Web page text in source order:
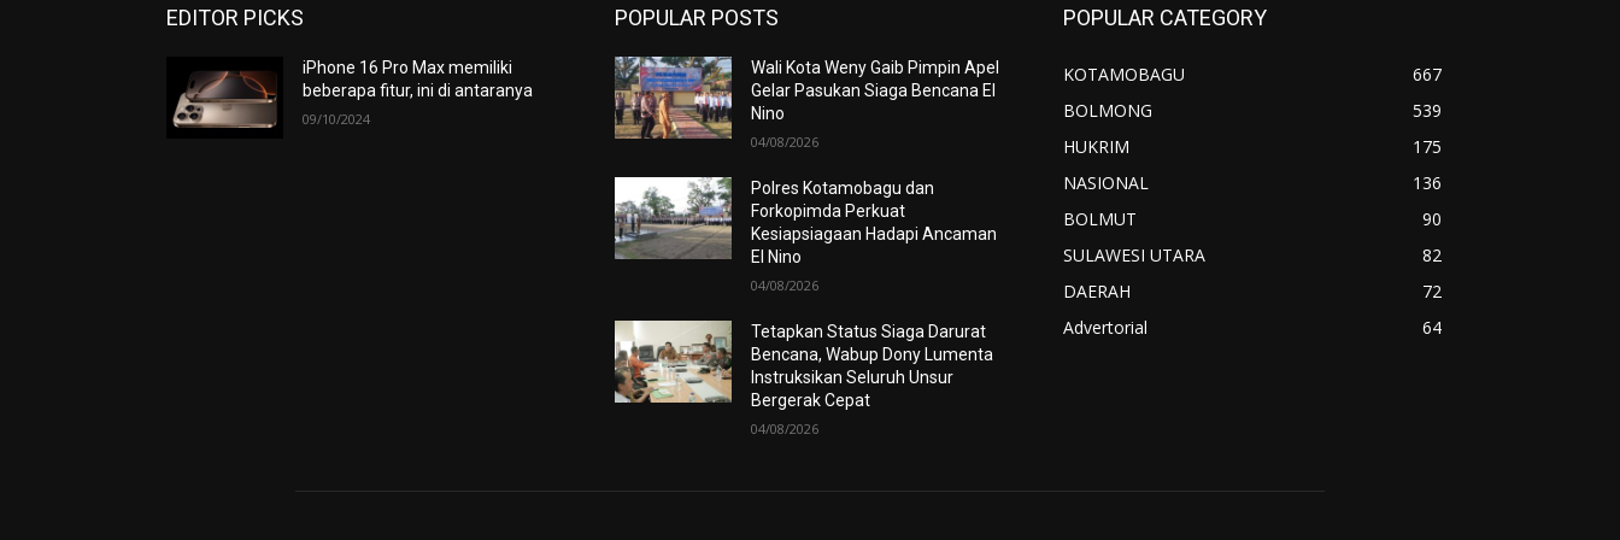
EDITOR PICKS
iPhone 16 Pro Max memiliki
beberapa fitur, ini di antaranya
09/10/2024
POPULAR POSTS
Wali Kota Weny Gaib Pimpin Apel
Gelar Pasukan Siaga Bencana El
Nino
04/08/2026
Polres Kotamobagu dan
Forkopimda Perkuat
Kesiapsiagaan Hadapi Ancaman
El Nino
04/08/2026
Tetapkan Status Siaga Darurat
Bencana, Wabup Dony Lumenta
Instruksikan Seluruh Unsur
Bergerak Cepat
04/08/2026
POPULAR CATEGORY
KOTAMOBAGU
667
BOLMONG
539
HUKRIM
175
NASIONAL
136
BOLMUT
90
SULAWESI UTARA
82
DAERAH
72
Advertorial
64